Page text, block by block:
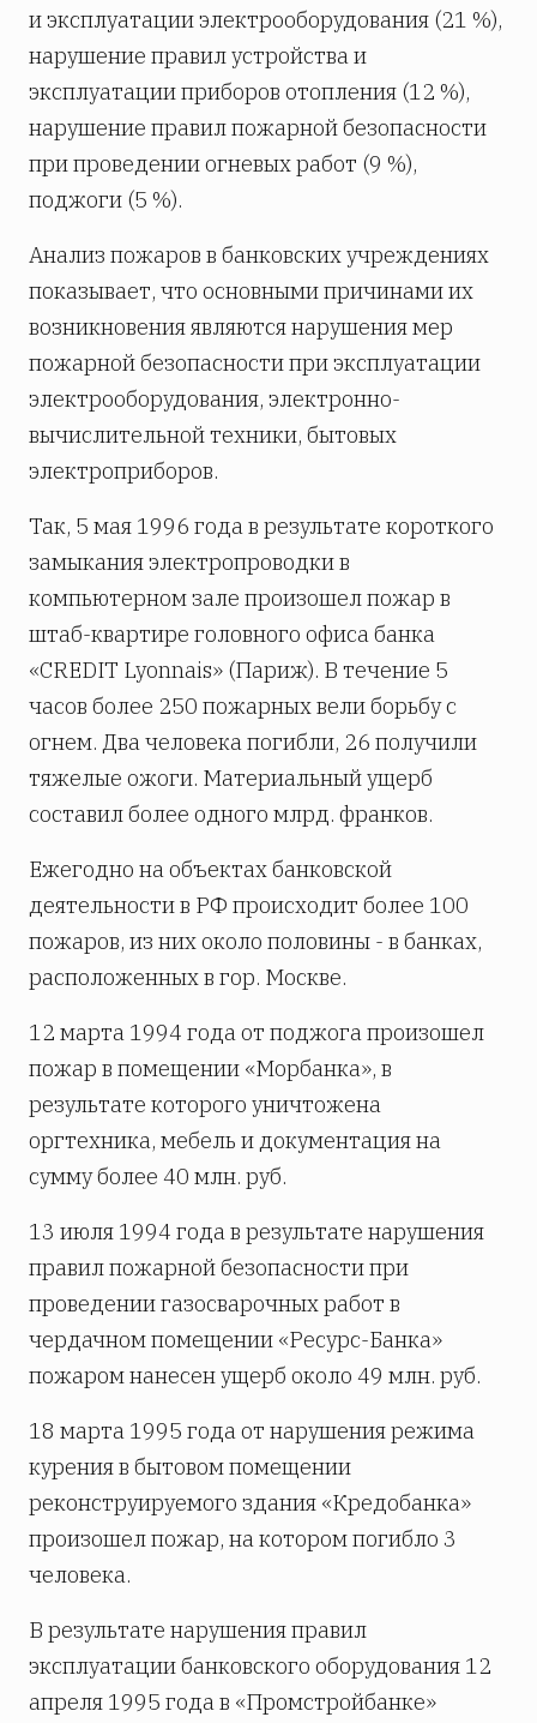
и эксплуатации электрооборудования (21 %),
нарушение правил устройства и
эксплуатации приборов отопления (12 %),
нарушение правил пожарной безопасности
при проведении огневых работ (9 %),
поджоги (5 %).
Анализ пожаров в банковских учреждениях
показывает, что основными причинами их
возникновения являются нарушения мер
пожарной безопасности при эксплуатации
электрооборудования, электронно-
вычислительной техники, бытовых
электроприборов.
Так, 5 мая 1996 года в результате короткого
замыкания электропроводки в
компьютерном зале произошел пожар в
штаб-квартире головного офиса банка
«CREDIT Lyonnais» (Париж). В течение 5
часов более 250 пожарных вели борьбу с
огнем. Два человека погибли, 26 получили
тяжелые ожоги. Материальный ущерб
составил более одного млрд. франков.
Ежегодно на объектах банковской
деятельности в РФ происходит более 100
пожаров, из них около половины - в банках,
расположенных в гор. Москве.
12 марта 1994 года от поджога произошел
пожар в помещении «Морбанка», в
результате которого уничтожена
оргтехника, мебель и документация на
сумму более 40 млн. руб.
13 июля 1994 года в результате нарушения
правил пожарной безопасности при
проведении газосварочных работ в
чердачном помещении «Ресурс-Банка»
пожаром нанесен ущерб около 49 млн. руб.
18 марта 1995 года от нарушения режима
курения в бытовом помещении
реконструируемого здания «Кредобанка»
произошел пожар, на котором погибло 3
человека.
В результате нарушения правил
эксплуатации банковского оборудования 12
апреля 1995 года в «Промстройбанке»